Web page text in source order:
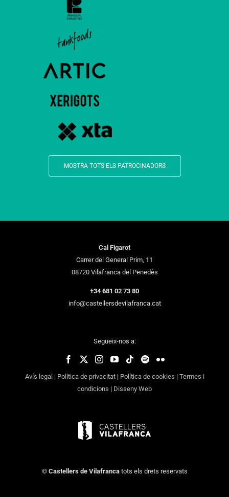
MOSTRA TOTS ELS PATROCINADORS
Cal Figarot
Carrer del General Prim, 11
08720 Vilafranca del Penedès
+34 681 02 73 80
info@castellersdevilafranca.cat
Segueix-nos a:
Avís legal | Política de privacitat| Política de cookies | Termes i
condicions | Disseny Web
© Castellers de Vilafrancatots els drets reservats